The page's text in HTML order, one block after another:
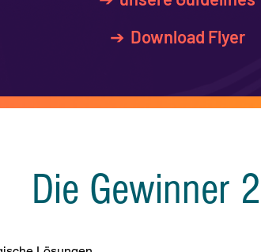
➔ Download Flyer
Die Gewinner